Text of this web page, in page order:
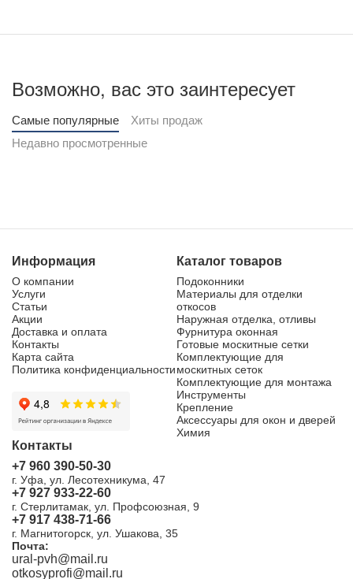
Возможно, вас это заинтересует
Самые популярные
Хиты продаж
Недавно просмотренные
Информация
О компании
Услуги
Статьи
Акции
Доставка и оплата
Контакты
Карта сайта
Политика конфиденциальности
Каталог товаров
Подоконники
Материалы для отделки
откосов
Наружная отделка, отливы
Фурнитура оконная
Готовые москитные сетки
Комплектующие для
москитных сеток
Комплектующие для монтажа
Инструменты
Крепление
Аксессуары для окон и дверей
Химия
Контакты
+7 960 390-50-30
г. Уфа, ул. Лесотехникума, 47
+7 927 933-22-60
г. Стерлитамак, ул. Профсоюзная, 9
+7 917 438-71-66
г. Магнитогорск, ул. Ушакова, 35
Почта:
ural-pvh@mail.ru
otkosyprofi@mail.ru